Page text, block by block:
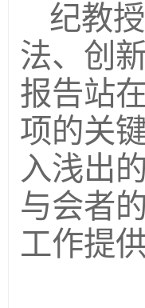
纪教
法、创
报告站
项的关
入浅出
与会者
工作提